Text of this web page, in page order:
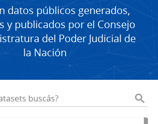
datos públicos generados,
y publicados por el Consejo
del Poder Judicial de
la Nación